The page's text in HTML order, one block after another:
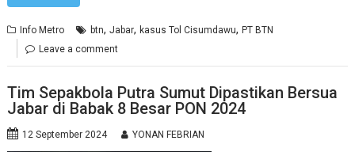
Info Metro btn,Jabar,kasus Tol Cisumdawu,PT BTN
Leave a comment
Tim Sepakbola Putra Sumut Dipastikan Bersua
Jabar di Babak 8 Besar PON 2024
12 September 2024 YONAN FEBRIAN